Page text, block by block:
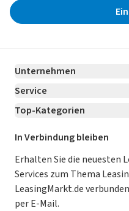
Unternehmen
Über LeasingMarkt.de
Karriere Jetzt bewerben!
Für Händler
Kooperation mit
AGB
Datenschutz
Service
Kontakt
Ratgeber
Magazin
Datenschutz-
So funktioniert’s
Top-Kategorien
Leasing Deals
Gebrauchtwagen Leasing
Leasing ohne Anzahlung
E-Auto Leasing
In Verbindung bleiben
Erhalten Sie die neuesten
Services zum Thema
LeasingMarkt.de
per E-Mail.